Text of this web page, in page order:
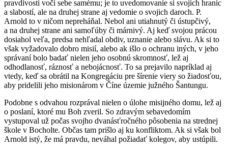
pravdivosti voči sebe samému; je to uvedomovanie si svojich hraníc
a slabostí, ale na druhej strane aj vedomie o svojich daroch. P.
Arnold to v ničom nepreháňal. Nebol ani utiahnutý či ústupčivý,
a na druhej strane ani samoľúby či márnivý. Aj keď svojou prácou
dosiahol veľa, predsa nehľadal obdiv, uznanie alebo slávu. Ak si to
však vyžadovalo dobro misií, alebo ak išlo o ochranu iných, v jeho
správaní bolo badať nielen jeho osobnú skromnosť, lež aj
odhodlanosť, ráznosť a nebojácnosť. To sa prejavilo napríklad aj
vtedy, keď sa obrátil na Kongregáciu pre šírenie viery so žiadosťou,
aby pridelili jeho misionárom v Číne územie južného Šantungu.
Podobne s odvahou rozprával nielen o úlohe misijného domu, lež aj
o poslaní, ktoré mu Boh zveril. So zdravým sebavedomím
vystupoval už počas svojho dvanásťročného pôsobenia na strednej
škole v Bocholte. Občas tam prišlo aj ku konfliktom. Ak si však bol
Arnold istý, že má pravdu, neváhal požiadať kolegov, aby ustúpili.